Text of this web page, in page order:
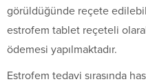
görüldüğünde reçete
estrofem tablet reçeteli
ödemesi yapılmaktadır.
Estrofem tedavi sırasında